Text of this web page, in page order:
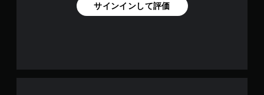
サインインして評価